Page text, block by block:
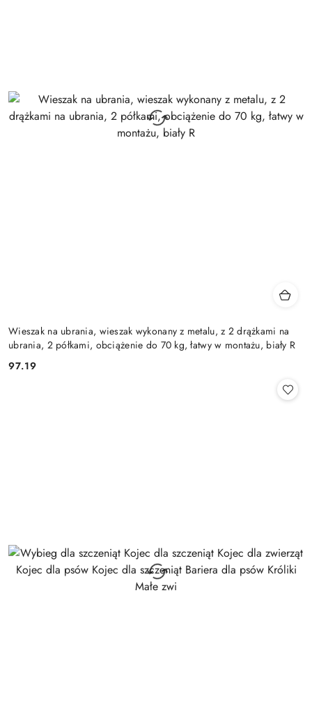
Wieszak na ubrania, wieszak wykonany z metalu, z 2 drążkami na
ubrania, 2 półkami, obciążenie do 70 kg, łatwy w montażu, biały R
Cena:
97.19